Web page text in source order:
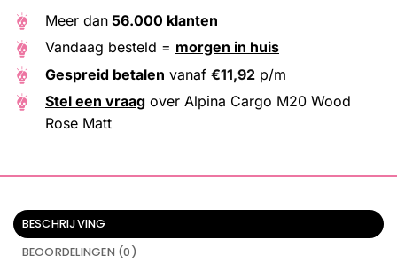
Meer dan 56.000 klanten
Vandaag besteld = morgen in huis
Gespreid betalen vanaf €11,92 p/m
Stel een vraag over Alpina Cargo M20 Wood
Rose Matt
BESCHRIJVING
BEOORDELINGEN (0)